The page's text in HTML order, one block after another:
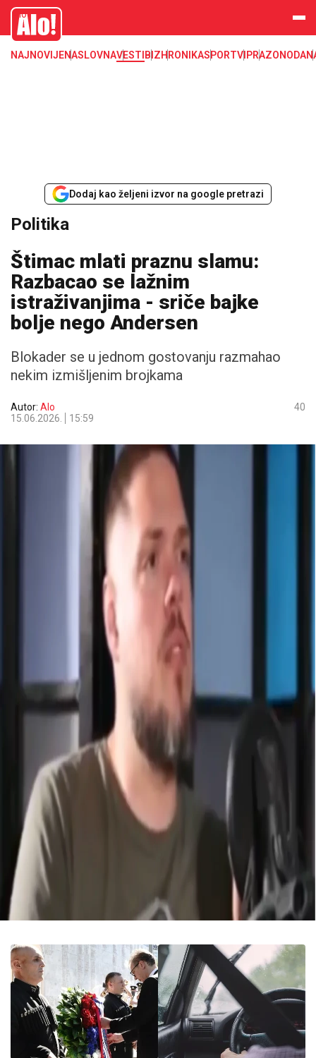
Alo
NAJNOVIJENASLOVNAVESTI BIZHRONIKASPORTVIPRAZONODA
Dodaj kao željeni izvor na google pretrazi
Politika
Štimac mlati praznu slamu:
Razbacao se lažnim
istraživanjima - sriče bajke
bolje nego Andersen
Blokader se u jednom gostovanju razmahao
nekim izmišljenim brojkama
Autor: Alo
15.06.2026.
15:59
40